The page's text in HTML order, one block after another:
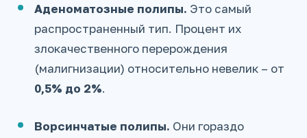
Аденоматозные полипы. Это самый
распространенный тип. Процент их
злокачественного перерождения
(малигнизации) относительно невелик – от
0,5% до 2%.
Ворсинчатые полипы. Они гораздо